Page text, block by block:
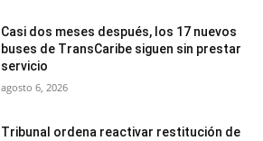
Casi dos meses después, los 17 nuevos
buses de TransCaribe siguen sin prestar
servicio
agosto 6, 2026
Tribunal ordena reactivar restitución de